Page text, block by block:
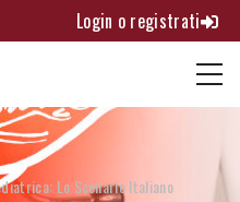
Login o registrati
Lo Scenario Italiano